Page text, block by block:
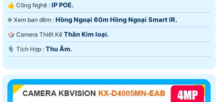
👍 Công Nghệ : IP POE.
❈ Xem ban đêm : Hồng Ngoại 60m Hồng Ngoại Smart IR.
🎲 Camera Thiết Kế Thân Kim loại.
️🎙 Tích Hợp : Thu Âm.